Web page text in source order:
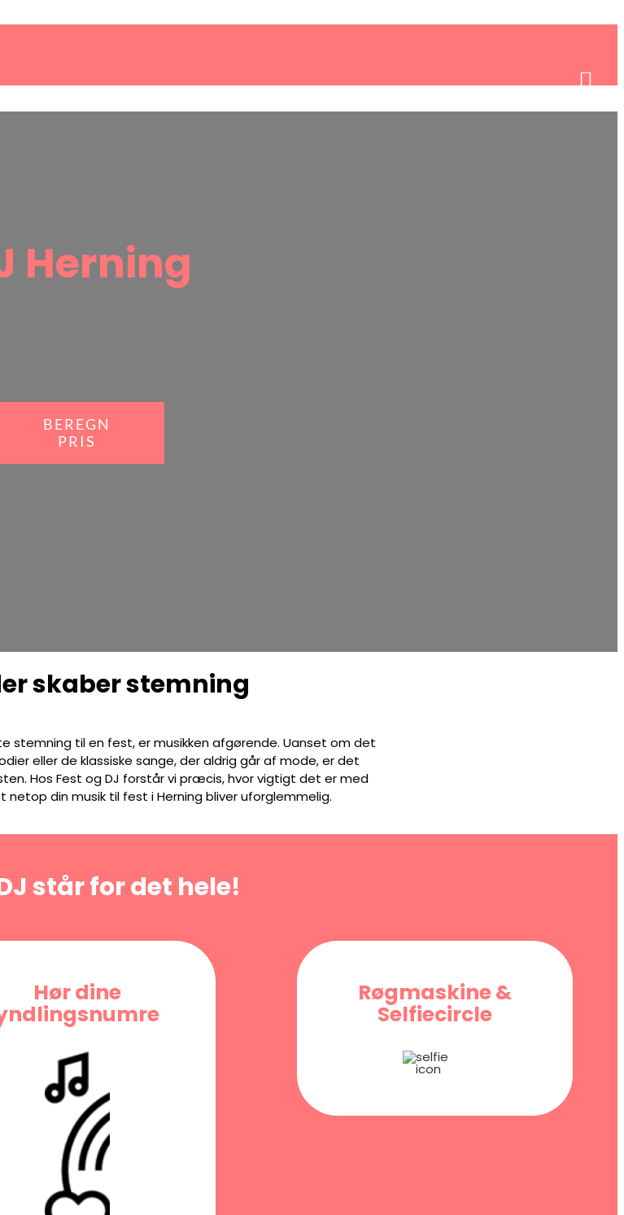
Herning
BEREGN
PRIS
skaber stemning
stemning til en fest, er musikken afgørende. Uanset om det
eller de klassiske sange, der aldrig går af mode, er det
Hos Fest og DJ forstår vi præcis, hvor vigtigt det er med
netop din musik til fest i Herning bliver uforglemmelig.
står for det hele!
Hør dine Røgmaskine &
Selfiecircle